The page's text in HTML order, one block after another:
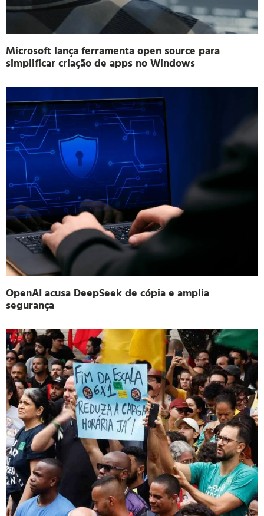
Microsoft lança ferramenta open source para
simplificar criação de apps no Windows
OpenAI acusa DeepSeek de cópia e amplia
segurança